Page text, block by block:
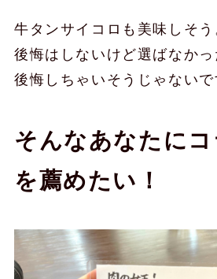
牛タンサイコロも美味しそ
後悔はしないけど選ばなか
後悔しちゃいそうじゃないで
そんなあなたに
を薦めたい！